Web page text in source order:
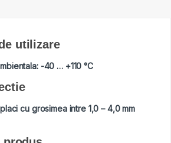
utilizare
-40 … +110 °C
cu grosimea intre 1,0 – 4,0 mm